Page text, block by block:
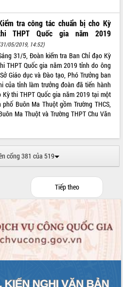
tra công tác chuẩn bị cho Kỳ
THPT Quốc gia năm 2019
05/2019, 14:52)
31/5, Đoàn kiểm tra Ban Chỉ đạo Kỳ
THPT Quốc gia năm 2019 tỉnh do ông
Giáo dục và Đào tạo, Phó Trưởng ban
của tỉnh làm trưởng đoàn đã tiến hành
thi THPT Quốc gia năm 2019 tại một
Buôn Ma Thuột gồm Trường THCS,
Ma Thuột và Trường THPT Chu Văn
cổng 381 của 519
Tiếp theo